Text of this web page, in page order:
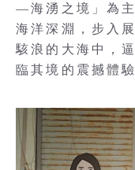
—海湧之境」為
海洋深淵，步入
駭浪的大海中，
臨其境的震撼體驗